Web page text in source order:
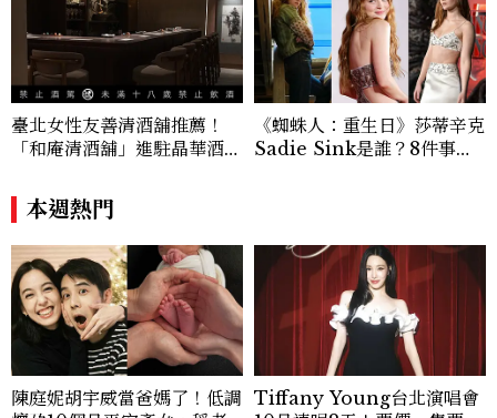
記錄時代，更是溫柔的行動——在每一段訪
談與每一篇文章裡，留下值得反覆回味的
光。
臺北女性友善清酒舖推薦！
「和庵清酒舖」進駐晶華酒
180元起輕鬆微醺
《蜘蛛人：重生日》莎蒂辛克
Sadie Sink是誰？8件事認
本週熱門
陳庭妮胡宇威當爸媽了！低調 Tiffany Young台北演唱會